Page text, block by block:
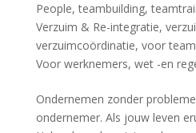
People,teambuilding,
Verzuim & Re-integratie,
verzuimcoördinatie, voor
Voor werknemers, wet -en
Ondernemen zonder
ondernemer. Als jouw leven